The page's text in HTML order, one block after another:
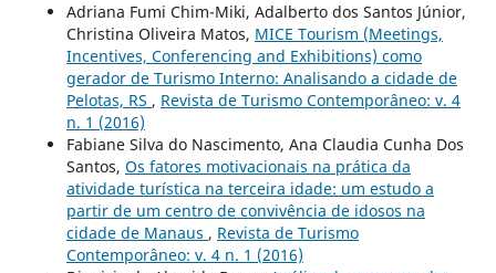
Adriana Fumi Chim-Miki, Adalberto dos Santos Júnior,
Christina Oliveira Matos, MICE Tourism (Meetings,
Incentives, Conferencing and Exhibitions) como
gerador de Turismo Interno: Analisando a cidade de
Pelotas, RS , Revista de Turismo Contemporâneo: v. 4
n. 1 (2016)
Fabiane Silva do Nascimento, Ana Claudia Cunha Dos
Santos, Os fatores motivacionais na prática da
atividade turística na terceira idade: um estudo a
partir de um centro de convivência de idosos na
cidade de Manaus , Revista de Turismo
Contemporâneo: v. 4 n. 1 (2016)